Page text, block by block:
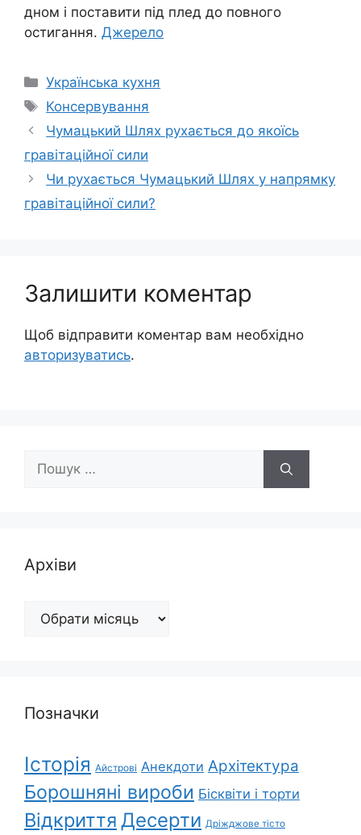
дном і поставити під плед до повного
остигання. Джерело
Категорії
Українська кухня
Позначки
Консервування
Чумацький Шлях рухається до якоїсь
гравітаційної сили
Чи рухається Чумацький Шлях у напрямку
гравітаційної сили?
Залишити коментар
Щоб відправити коментар вам необхідно
авторизуватись.
Пошук:
Архіви
Архіви
Позначки
Історія Айстрові Анекдоти Архітектура
Борошняні вироби Бісквіти і торти
Відкриття Десерти Дріжджове тісто